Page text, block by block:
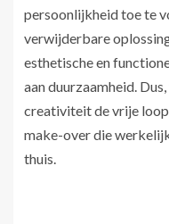
persoonlijkheid toe te
verwijderbare
esthetische en
aan duurzaamheid.
creativiteit de vrije
make-over die
thuis.